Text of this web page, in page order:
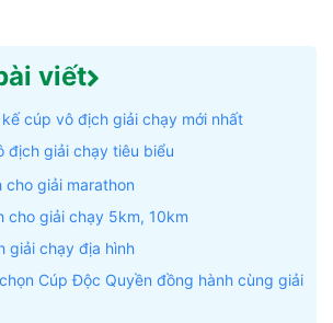
viết
cúp vô địch giải chạy mới nhất
địch giải chạy tiêu biểu
cho giải marathon
cho giải chạy 5km, 10km
giải chạy địa hình
Cúp Độc Quyền đồng hành cùng giải